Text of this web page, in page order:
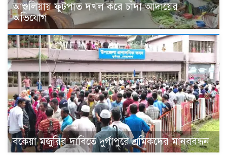
আশুলিয়ায় ফুটপাত দখল করে চাঁদা আদায়ের
অভিযোগ
বকেয়া মজুরির দাবিতে দুর্গাপুরে শ্রমিকদের মানববন্ধন